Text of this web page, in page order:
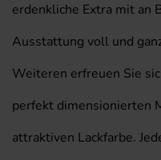
erdenkliche Extra mit an
Ausstattung voll und
Weiteren erfreuen Sie
perfekt dimensionierten
attraktiven Lackfarbe.